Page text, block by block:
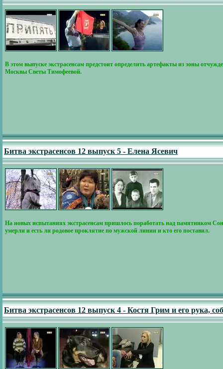
В этом выпуске экстрасенсам предстоит определить артефакты из зоны
Москвы Светы Тимофеевой.
Битва экстрасенсов 12 выпуск 5 - Елена Ясевич
На новых испытаниях экстрасенсам пришлось поработать над памятником
умерли и есть ли родовое проклятие по мужской линии и кто его поставил.
Битва экстрасенсов 12 выпуск 4 - Костя Грим и его рука,